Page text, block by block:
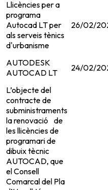
Llicències per a
programa
Autocad LT per
als serveis tènics
d'urbanisme
26/02/
AUTODESK
AUTOCAD LT
24/02/
L’objecte del
contracte de
subministraments
la renovació de
les llicències de
programari de
dibuix tècnic
AUTOCAD, que
el Consell
Comarcal del Pla